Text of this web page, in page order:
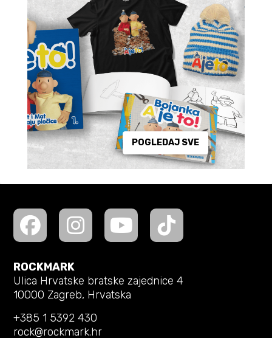
POGLEDAJ SVE
ROCKMARK
Ulica Hrvatske bratske zajednice 4
10000 Zagreb, Hrvatska
+385 1 5392 430
rock@rockmark.hr